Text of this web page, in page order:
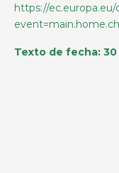
https://
Texto de fecha: 30